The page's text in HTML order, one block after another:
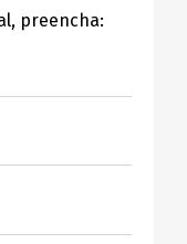
preencha: